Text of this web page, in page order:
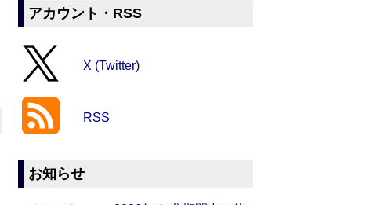
アカウント・RSS
X (Twitter)
RSS
お知らせ